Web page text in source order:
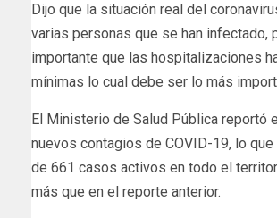
Dijo que la situación real del
varias personas que se han infectado,
importante que las hospitalizaciones
mínimas lo cual debe ser lo más
El Ministerio de Salud Pública reportó
nuevos contagios de COVID-19, lo que
de 661 casos activos en todo el
más que en el reporte anterior.